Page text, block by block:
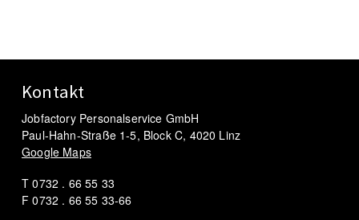
Kontakt
Jobfactory Personalservice GmbH
Paul-Hahn-Straße 1-5, Block C, 4020 Linz
Google Maps
T 0732 . 66 55 33
F 0732 . 66 55 33-66